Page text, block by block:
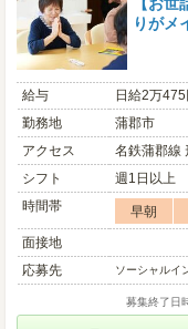
りがメ
給与
日給2万475
勤務地
蒲郡市
アクセス
名鉄蒲郡線
シフト
週1日以上
時間帯
早朝
面接地
応募先
ソーシャルイ
募集終了日